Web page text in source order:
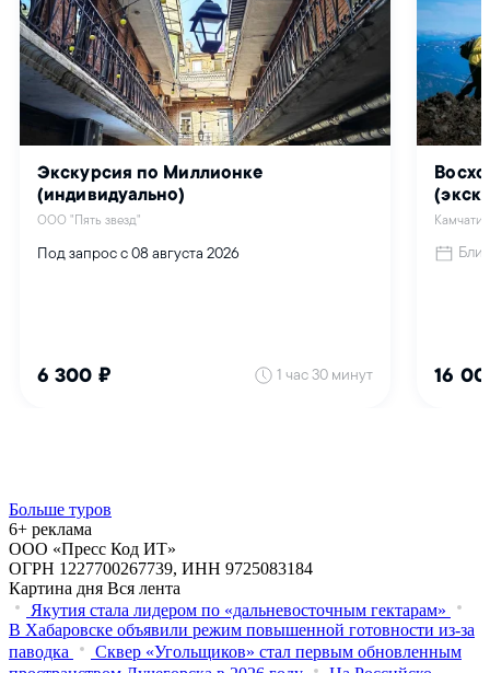
Больше туров
6+ реклама
ООО «Пресс Код ИТ»
ОГРН 1227700267739, ИНН 9725083184
Картина дня Вся лента
Якутия стала лидером по «дальневосточным гектарам»
В Хабаровске объявили режим повышенной готовности из‑за
паводка
Сквер «Угольщиков» стал первым обновленным